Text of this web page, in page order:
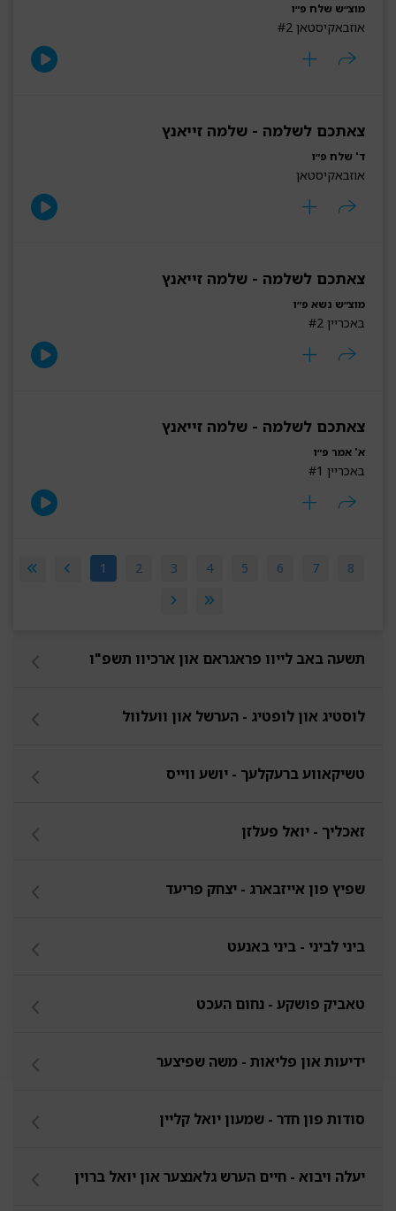
תשעה באב לייוו פראגראם און ארכיוו תשפ"ו
לוסטיג און לופטיג - הערשל און וועלוול
טשיקאווע ברעקלעך - יושע ווייס
זאכליך - יואל פעלזן
שפיץ פון אייזבארג - יצחק פריעד
ביני לביני - ביני באנעט
טאביק פושקע - נחום העכט
ידיעות און פליאות - משה שפיצער
סודות פון חדר - שמעון יואל קליין
יעלה ויבוא - חיים הערש גלאנצער און יואל ברוין
מוצ״ש שלח פ״ו
אוזבאקיסטאן #2
צאתכם לשלמה - שלמה זייאנץ
ד' שלח פ״ו
אוזבאקיסטאן
צאתכם לשלמה - שלמה זייאנץ
מוצ״ש נשא פ״ו
באכריין #2
צאתכם לשלמה - שלמה זייאנץ
א' אמר פ״ו
באכריין #1
1 2 3 4 5 6 7 8